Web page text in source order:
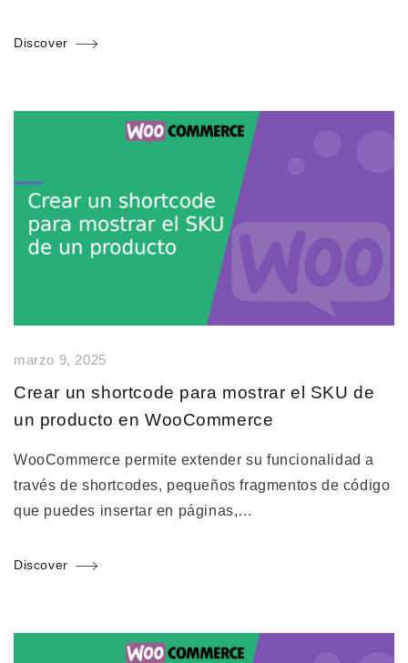
Discover
marzo 9, 2025
Crear un shortcode para mostrar el SKU de
un producto en WooCommerce
WooCommerce permite extender su funcionalidad a
través de shortcodes, pequeños fragmentos de código
que puedes insertar en páginas,…
Discover